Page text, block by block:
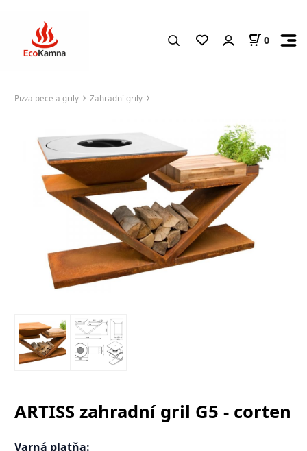
0
Pizza pece a grily Zahradní grily
ARTISS zahradní gril G5 - corten
Varná platňa: